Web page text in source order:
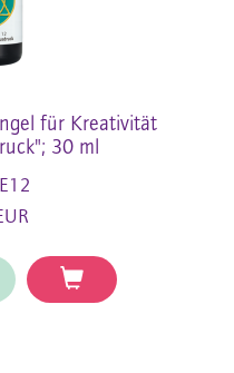
für Kreativität
30 ml